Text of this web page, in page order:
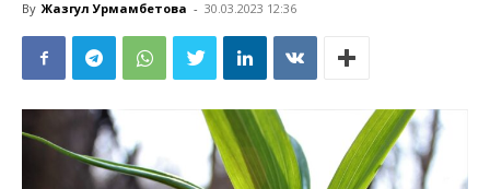
By Жазгул Урмамбетова - 30.03.2023 12:36